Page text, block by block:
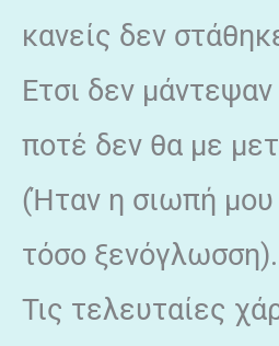
κανείς δεν
Ετσι δεν
ποτέ δεν θα με
(Ήταν η σιωπή μου
τόσο ξενόγλωσση).
Τις τελευταίες